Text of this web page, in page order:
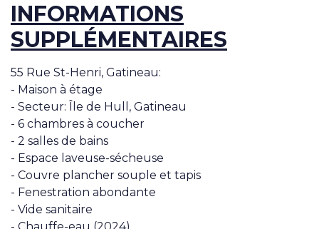
INFORMATIONS
SUPPLÉMENTAIRES
55 Rue St-Henri, Gatineau:
- Maison à étage
- Secteur: Île de Hull, Gatineau
- 6 chambres à coucher
- 2 salles de bains
- Espace laveuse-sécheuse
- Couvre plancher souple et tapis
- Fenestration abondante
- Vide sanitaire